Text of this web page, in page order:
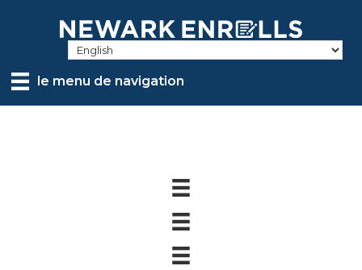
contentle menu de navigation